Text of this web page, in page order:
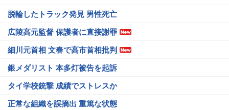
脱輪したトラック発見 男性死亡
広陵高元監督 保護者に直接謝罪
細川元首相 文春で高市首相批判
銀メダリスト 本多灯被告を起訴
タイ学校銃撃 成績でストレスか
正常な組織を誤摘出 重篤な状態